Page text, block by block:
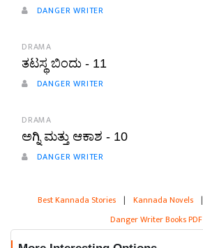
DANGER WRITER
DRAMA
ತಟಸ್ಥ ಬಿಂದು - 11
DANGER WRITER
DRAMA
ಅಗ್ನಿ ಮತ್ತು ಆಕಾಶ - 10
DANGER WRITER
Best Kannada Stories | Kannada Novels |
Danger Writer Books PDF